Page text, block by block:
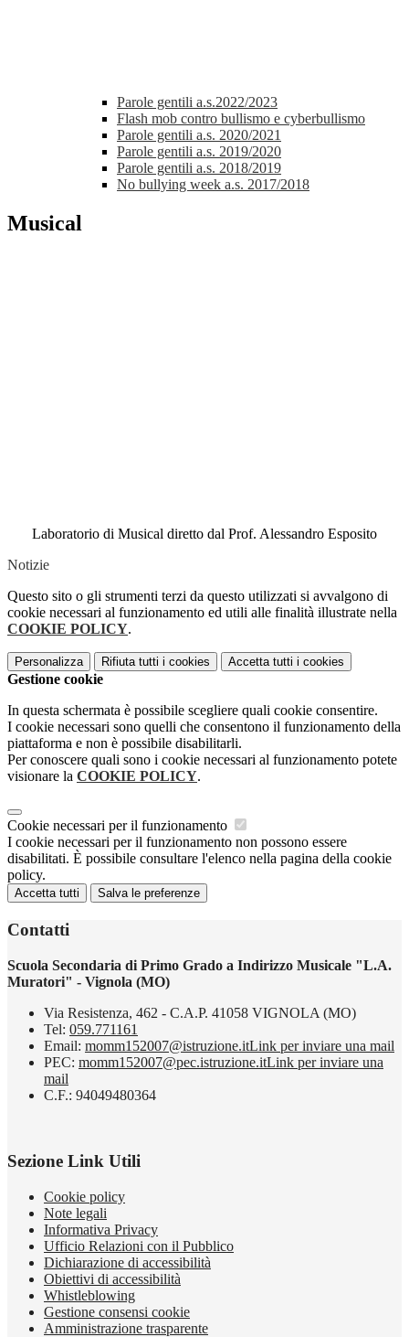
Parole gentili a.s.2022/2023
Flash mob contro bullismo e cyberbullismo
Parole gentili a.s. 2020/2021
Parole gentili a.s. 2019/2020
Parole gentili a.s. 2018/2019
No bullying week a.s. 2017/2018
Musical
Laboratorio di Musical diretto dal Prof. Alessandro Esposito
Notizie
Questo sito o gli strumenti terzi da questo utilizzati si avvalgono di
cookie necessari al funzionamento ed utili alle finalità illustrate nella
COOKIE POLICY.
Personalizza Rifiuta tutti i cookies Accetta tutti i cookies
Gestione cookie
In questa schermata è possibile scegliere quali cookie consentire.
I cookie necessari sono quelli che consentono il funzionamento della
piattaforma e non è possibile disabilitarli.
Per conoscere quali sono i cookie necessari al funzionamento potete
visionare la COOKIE POLICY.
Cookie necessari per il funzionamento
I cookie necessari per il funzionamento non possono essere
disabilitati. È possibile consultare l'elenco nella pagina della cookie
policy.
Accetta tutti Salva le preferenze
Contatti
Scuola Secondaria di Primo Grado a Indirizzo Musicale "L.A.
Muratori" - Vignola (MO)
Via Resistenza, 462 - C.A.P. 41058 VIGNOLA (MO)
Tel: 059.771161
Email: momm152007@istruzione.itLink per inviare una mail
PEC: momm152007@pec.istruzione.itLink per inviare una
mail
C.F.: 94049480364
Sezione Link Utili
Cookie policy
Note legali
Informativa Privacy
Ufficio Relazioni con il Pubblico
Dichiarazione di accessibilità
Obiettivi di accessibilità
Whistleblowing
Gestione consensi cookie
Amministrazione trasparente